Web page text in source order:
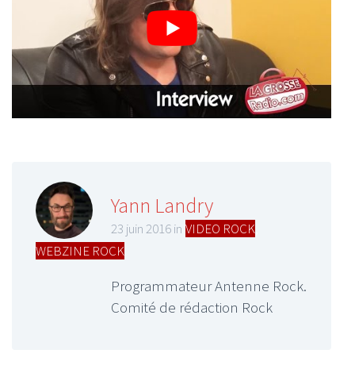
Yann Landry
23 juin 2016 in VIDEO ROCK
WEBZINE ROCK
Programmateur Antenne Rock.
Comité de rédaction Rock